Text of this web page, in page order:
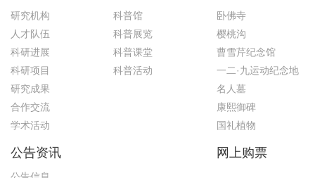
研究机构
人才队伍
科研进展
科研项目
研究成果
合作交流
学术活动
科普馆
科普展览
科普课堂
科普活动
卧佛寺
樱桃沟
曹雪芹纪念馆
一二·九运动纪念地
名人墓
康熙御碑
国礼植物
公告资讯 网上购票